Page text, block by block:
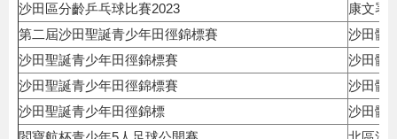
沙田區分齡乒乓球比賽2023
康文署
第二屆沙田聖誕青少年田徑錦標賽
沙田體
沙田聖誕青少年田徑錦標賽
沙田體
沙田聖誕青少年田徑錦標賽
沙田體
沙田聖誕青少年田徑錦標
沙田體